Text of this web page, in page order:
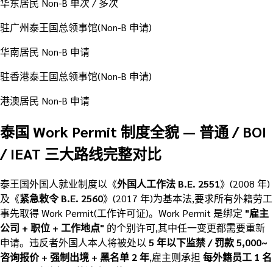
华东居民 Non-B 单次 / 多次
驻广州泰王国总领事馆(Non-B 申请)
华南居民 Non-B 申请
驻香港泰王国总领事馆(Non-B 申请)
港澳居民 Non-B 申请
泰国 Work Permit 制度全貌 — 普通 / BOI
/ IEAT 三大路线完整对比
泰王国外国人就业制度以《外国人工作法 B.E. 2551》(2008 年)
及《紧急敕令 B.E. 2560》(2017 年)为基本法,要求所有外籍劳工
事先取得 Work Permit(工作许可证)。Work Permit 是绑定 "雇主
公司 + 职位 + 工作地点" 的个别许可,其中任一变更都需要重新
申请。违反者外国人本人将被处以 5 年以下监禁 / 罚款 5,000~
咨询报价 + 强制出境 + 黑名单 2 年,雇主则承担 每外籍员工 1 名